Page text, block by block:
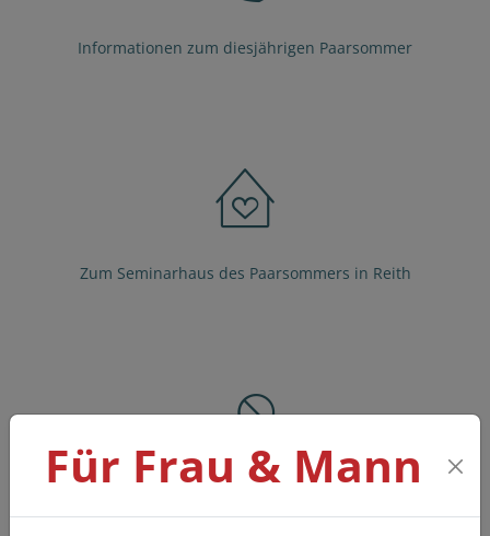
Informationen zum diesjährigen Paarsommer
Zum Seminarhaus des Paarsommers in Reith
Für Frau & Mann